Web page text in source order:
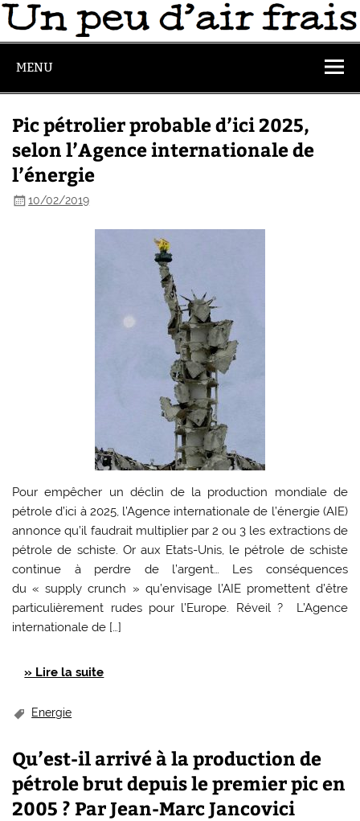
MENU
Pic pétrolier probable d’ici 2025,
selon l’Agence internationale de
l’énergie
10/02/2019
Pour empêcher un déclin de la production mondiale de
pétrole d’ici à 2025, l’Agence internationale de l’énergie (AIE)
annonce qu’il faudrait multiplier par 2 ou 3 les extractions de
pétrole de schiste. Or aux Etats-Unis, le pétrole de schiste
continue à perdre de l’argent… Les conséquences
du « supply crunch » qu’envisage l’AIE promettent d’être
particulièrement rudes pour l’Europe. Réveil ? L’Agence
internationale de […]
» Lire la suite
Energie
Qu’est-il arrivé à la production de
pétrole brut depuis le premier pic en
2005 ? Par Jean-Marc Jancovici